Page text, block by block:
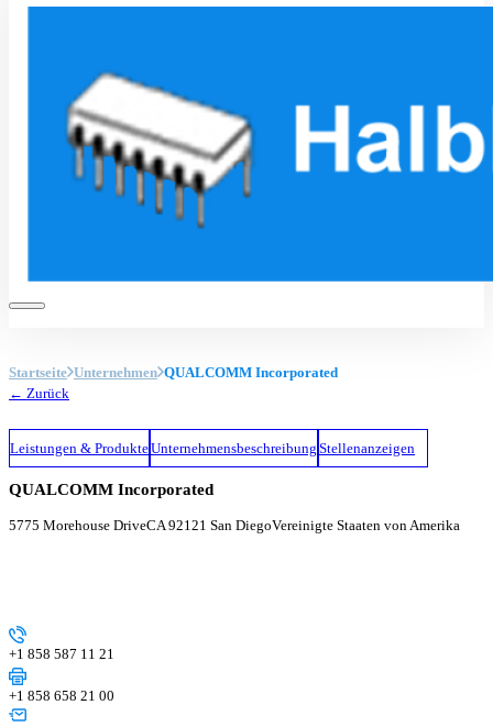
Startseite Unternehmen QUALCOMM Incorporated
← Zurück
Leistungen & ProdukteUnternehmensbeschreibung Stellenanzeigen
QUALCOMM Incorporated
5775 Morehouse DriveCA 92121 San DiegoVereinigte Staaten von Amerika
+1 858 587 11 21
+1 858 658 21 00